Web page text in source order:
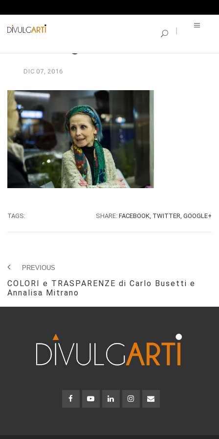
DIC 07, 2016
TAGS: SHARE: FACEBOOK, TWITTER, GOOGLE+
PREVIOUS
COLORI e TRASPARENZE di Carlo Busetti e
Annalisa Mitrano